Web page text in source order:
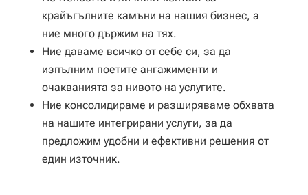
крайъгълните камъни на нашия бизнес, а
ние много държим на тях.
Ние даваме всичко от себе си, за да
изпълним поетите ангажименти и
очакванията за нивото на услугите.
Ние консолидираме и разширяваме обхвата
на нашите интегрирани услуги, за да
предложим удобни и ефективни решения от
един източник.